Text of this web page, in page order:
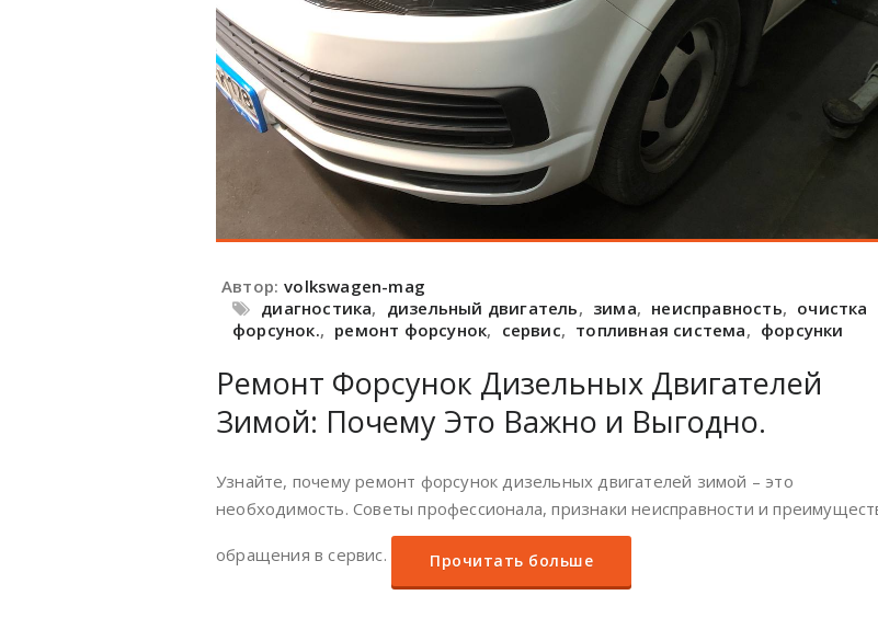
Автор: volkswagen-mag
диагностика, дизельный двигатель, зима, неисправность, очистка
форсунок., ремонт форсунок, сервис, топливная система, форсунки
Ремонт Форсунок Дизельных Двигателей
Зимой: Почему Это Важно и Выгодно.
Узнайте, почему ремонт форсунок дизельных двигателей зимой – это
необходимость. Советы профессионала, признаки неисправности и
обращения в сервис. Прочитать больше